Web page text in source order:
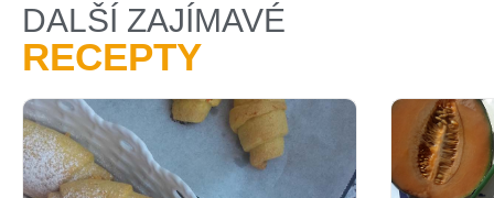
DALŠÍ ZAJÍMAVÉ
RECEPTY